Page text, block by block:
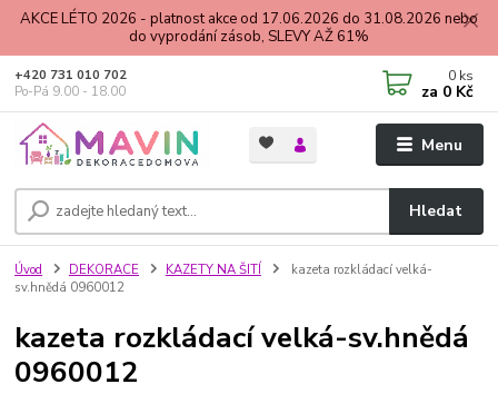
AKCE LÉTO 2026 - platnost akce od 17.06.2026 do 31.08.2026 nebo
do vyprodání zásob, SLEVY AŽ 61%
Menu
Hledat
+420 731 010 702
Po-Pá 9.00 - 18.00
0 ks
za 0 Kč
Úvod DEKORACE KAZETY NA ŠITÍ
kazeta rozkládací velká-
sv.hnědá 0960012
kazeta rozkládací velká-sv.hnědá
0960012